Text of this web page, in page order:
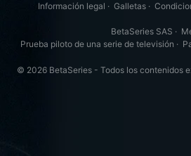
Información legal · Galletas ·
BetaSeries SAS ·
Prueba piloto de una serie de televisión ·
© 2026 BetaSeries - Todos los contenidos